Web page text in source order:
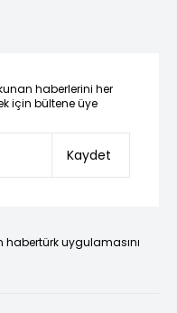
haberlerini her
için bültene üye
Kaydet
uygulamasını